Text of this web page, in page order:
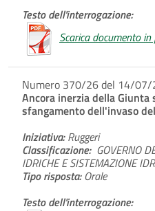
Testo dell'interrogazione:
Scarica documento
Numero 370/26 del 14/
Ancora inerzia della
sfangamento dell'invaso
Iniziativa:Ruggeri
Classificazione: GOVERNO
IDRICHE E SISTEMAZIONE
Tipo risposta:Orale
Testo dell'interrogazione: